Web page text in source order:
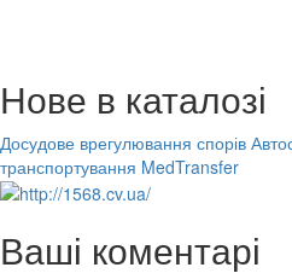
Нове в каталозі
Досудове врегулювання спорів
транспортування MedTransfer
Ваші коментарі